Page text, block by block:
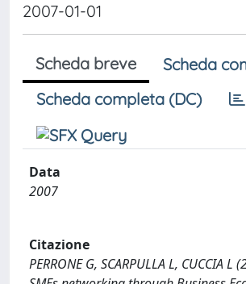
2007-01-01
Scheda breve
Scheda
Scheda completa (DC)
Data
2007
Citazione
PERRONE G, SCARPULLA L, CUCCIA